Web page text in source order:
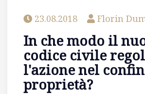
23.08.2018 Florin
In che modo il
codice civile
l'azione nel
proprietà?